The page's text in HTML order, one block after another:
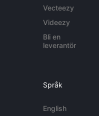
Vecteezy
Videezy
Bli en
leverantör
Språk
English